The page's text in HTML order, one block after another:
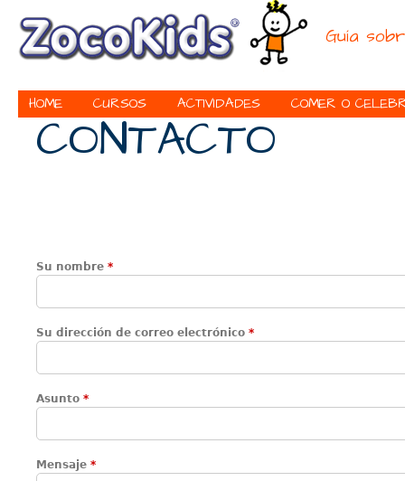
Guía
CONTACTO
Su nombre *
Su dirección de correo electrónico *
Asunto *
Mensaje *
HOME CURSOS ACTIVIDADES COMER O